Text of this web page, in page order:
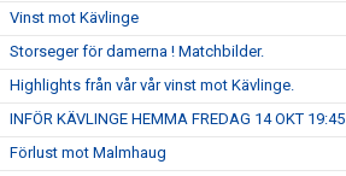
Vinst mot Kävlinge
Storseger för damerna ! Matchbilder.
Highlights från vår vår vinst mot Kävlinge.
INFÖR KÄVLINGE HEMMA FREDAG 14 OKT 19:45
Förlust mot Malmhaug